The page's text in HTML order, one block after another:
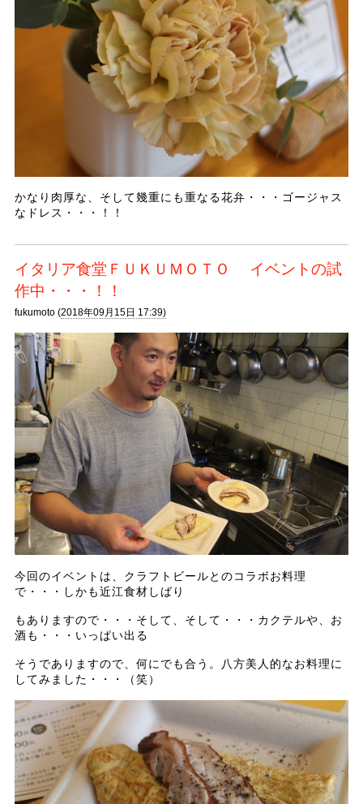
かなり肉厚な、そして幾重にも重なる花弁・・・ゴージャス
なドレス・・・！！
イタリア食堂ＦＵＫＵＭＯＴＯ イベントの試
作中・・・！！
fukumoto (2018年09月15日 17:39)
今回のイベントは、クラフトビールとのコラボお料理
で・・・しかも近江食材しばり
もありますので・・・そして、そして・・・カクテルや、お
酒も・・・いっぱい出る
そうでありますので、何にでも合う。八方美人的なお料理に
してみました・・・（笑）